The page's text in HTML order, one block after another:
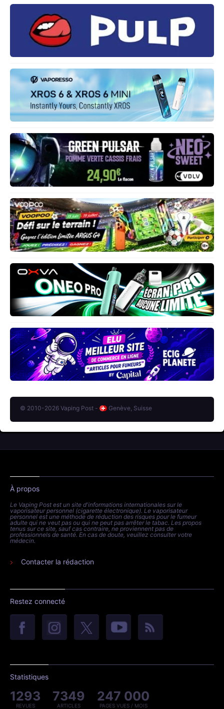
© 2010-2026 Vaping Post - Genève, Suisse
À propos
Le Vaping Post est un site d'informations internationales sur le
vaporisateur personnel (cigarette électronique). Le vaporisateur
personnel est une méthode de réduction des risques pour le fumeur
adulte qui ne veut pas ou qui ne peut pas arrêter le tabac. Les propos
tenus sur ce site, sauf cas contraire, ne proviennent pas de
professionnels de santé. En cas de doute, veuillez consulter votre
médecin.
Contacter la rédaction
Restez connecté
Statistiques
1293
REVUES
7349
ARTICLES
247 000
PAGES VUES / MOIS